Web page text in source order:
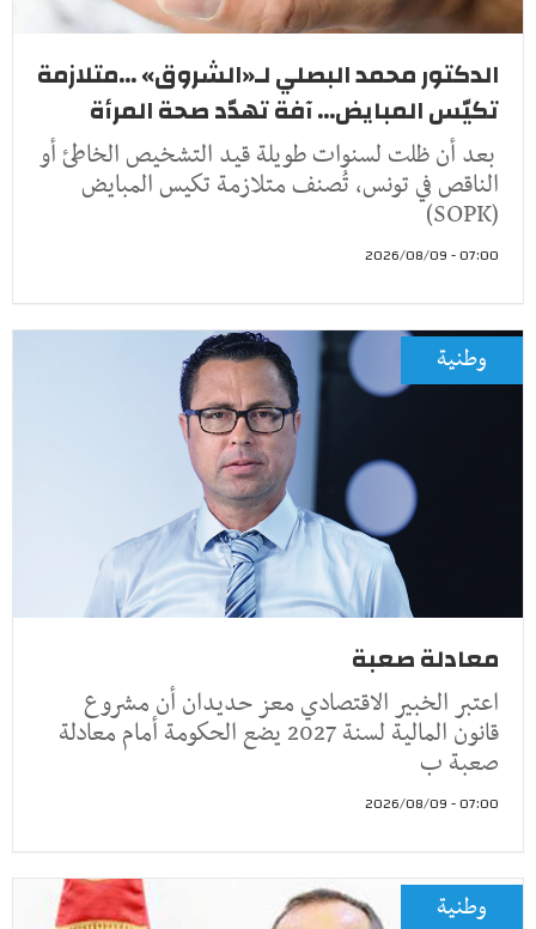
الدكتور محمد البصلي لـ«الشروق» ...متلازمة
تكيّس المبايض... آفة تهدّد صحة المرأة
بعد أن ظلت لسنوات طويلة قيد التشخيص الخاطئ أو
الناقص في تونس، تُصنف متلازمة تكيس المبايض
(SOPK)
07:00 - 2026/08/09
وطنية
معادلة صعبة
اعتبر الخبير الاقتصادي معز حديدان أن مشروع
قانون المالية لسنة 2027 يضع الحكومة أمام معادلة
صعبة ب
07:00 - 2026/08/09
وطنية